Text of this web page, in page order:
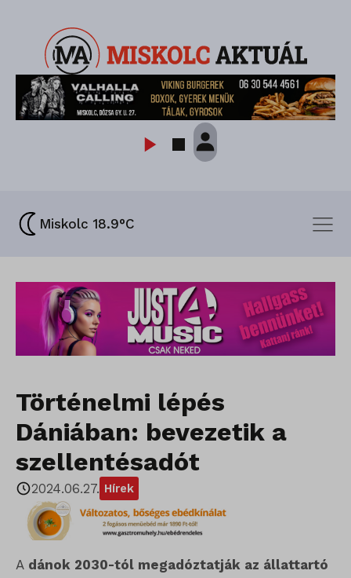
Miskolc 18.9°C
Történelmi lépés
Dániában: bevezetik a
szellentésadót
2024.06.27. Hírek
A dánok 2030-tól megadóztatják az állattartó